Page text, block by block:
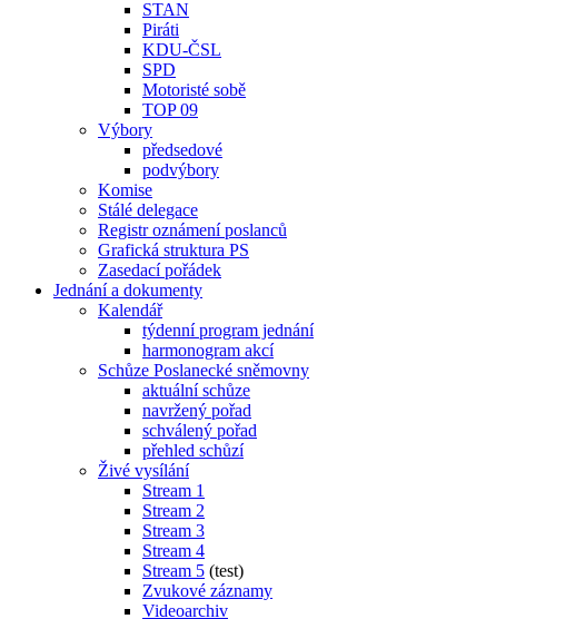
STAN
Piráti
KDU-ČSL
SPD
Motoristé sobě
TOP 09
Výbory
předsedové
podvýbory
Komise
Stálé delegace
Registr oznámení poslanců
Grafická struktura PS
Zasedací pořádek
Jednání a dokumenty
Kalendář
týdenní program jednání
harmonogram akcí
Schůze Poslanecké sněmovny
aktuální schůze
navržený pořad
schválený pořad
přehled schůzí
Živé vysílání
Stream 1
Stream 2
Stream 3
Stream 4
Stream 5 (test)
Zvukové záznamy
Videoarchiv